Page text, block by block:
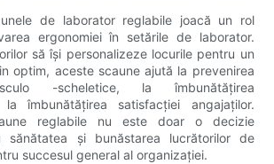
de laborator reglabile joacă un rol
ergonomiei în setările de laborator.
să își personalizeze locurile pentru un
optim, aceste scaune ajută la prevenirea
-scheletice, la îmbunătățirea
îmbunătățirea satisfacției angajaților.
reglabile nu este doar o decizie
sănătatea și bunăstarea lucrătorilor de
succesul general al organizației.